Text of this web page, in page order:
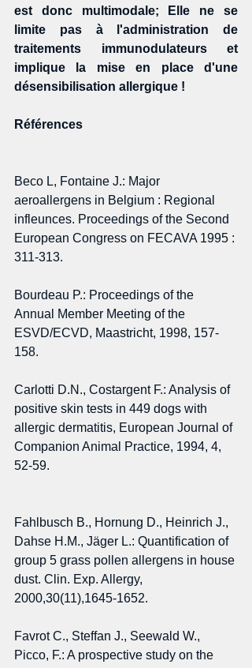
est donc multimodale; Elle ne se
limite pas à l'administration de
traitements immunodulateurs et
implique la mise en place d'une
désensibilisation allergique !
Références
Beco L, Fontaine J.: Major
aeroallergens in Belgium : Regional
infleunces. Proceedings of the Second
European Congress on FECAVA 1995 :
311-313.
Bourdeau P.: Proceedings of the
Annual Member Meeting of the
ESVD/ECVD, Maastricht, 1998, 157-
158.
Carlotti D.N., Costargent F.: Analysis of
positive skin tests in 449 dogs with
allergic dermatitis, European Journal of
Companion Animal Practice, 1994, 4,
52-59.
Fahlbusch B., Hornung D., Heinrich J.,
Dahse H.M., Jäger L.: Quantification of
group 5 grass pollen allergens in house
dust. Clin. Exp. Allergy,
2000,30(11),1645-1652.
Favrot C., Steffan J., Seewald W.,
Picco, F.: A prospective study on the